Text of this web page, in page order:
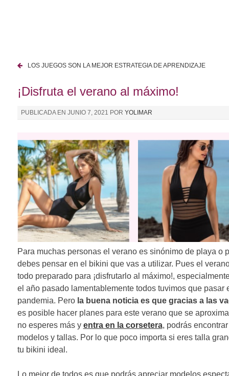
a
v
g
a
c
i
ó
n
d
e
e
n
t
r
a
LOS JUEGOS SON LA MEJOR ESTRATEGIA DE APRENDIZAJE
¡Disfruta el verano al máximo!
PUBLICADA EN JUNIO 7, 2021 POR YOLIMAR
Para muchas personas el verano es sinónimo de playa o
debes pensar en el bikini que vas a utilizar. Pues el
todo preparado para ¡disfrutarlo al máximo!,
el año pasado lamentablemente todos tuvimos que pasar
pandemia. Pero la buena noticia es que gracias a las
es posible hacer planes para este verano que se
no esperes más y entra en la corsetera, podrás
modelos y tallas. Por lo que poco importa si eres talla
tu bikini ideal.